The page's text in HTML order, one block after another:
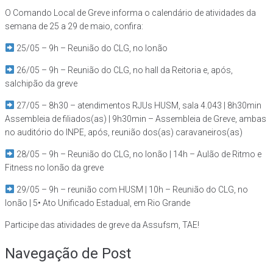
O Comando Local de Greve informa o calendário de atividades da
semana de 25 a 29 de maio, confira:
25/05 – 9h – Reunião do CLG, no lonão
26/05 – 9h – Reunião do CLG, no hall da Reitoria e, após,
salchipão da greve
27/05 – 8h30 – atendimentos RJUs HUSM, sala 4.043 | 8h30min
Assembleia de filiados(as) | 9h30min – Assembleia de Greve, ambas
no auditório do INPE, após, reunião dos(as) caravaneiros(as)
28/05 – 9h – Reunião do CLG, no lonão | 14h – Aulão de Ritmo e
Fitness no lonão da greve
29/05 – 9h – reunião com HUSM | 10h – Reunião do CLG, no
lonão | 5• Ato Unificado Estadual, em Rio Grande
Participe das atividades de greve da Assufsm, TAE!
Navegação de Post